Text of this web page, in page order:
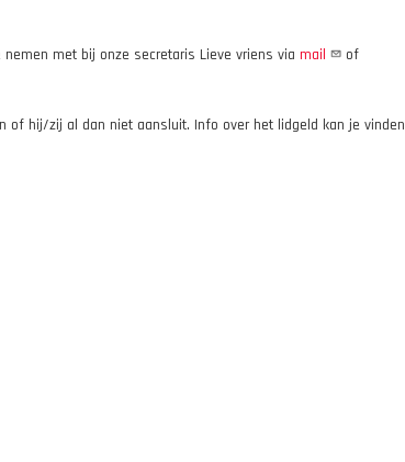
met bij onze secretaris Lieve vriens via mail
of
of hij/zij al dan niet aansluit. Info over het lidgeld kan je vinden